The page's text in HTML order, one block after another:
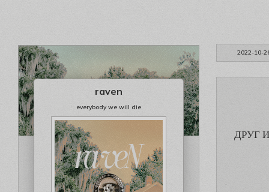
2022-10-
raven
everybody we will die
ДРУГ